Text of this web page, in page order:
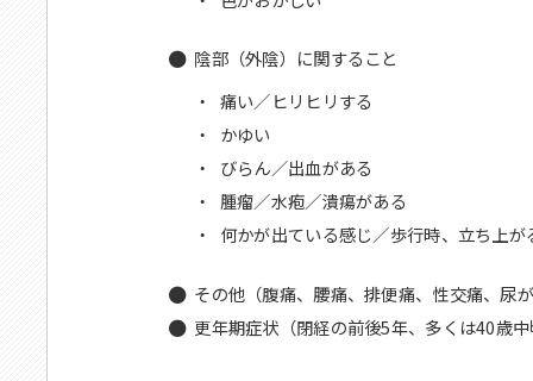
陰部（外陰）に関すること
・
痛い／ヒリヒリする
・
かゆい
・
びらん／出血がある
・
腫瘤／水疱／潰瘍がある
・
何かが出ている感じ／歩行時、立ち上
その他（腹痛、腰痛、排便痛、性交痛、尿
更年期症状（閉経の前後5年、多くは40歳